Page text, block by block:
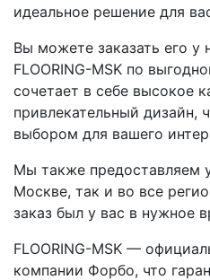
идеальное решение для
Вы можете заказать его у
FLOORING-MSK по
сочетает в себе высокое
привлекательный дизайн,
выбором для вашего
Мы также предоставляем
Москве, так и во все
заказ был у вас в нужное
FLOORING-MSK —
компании Форбо, что